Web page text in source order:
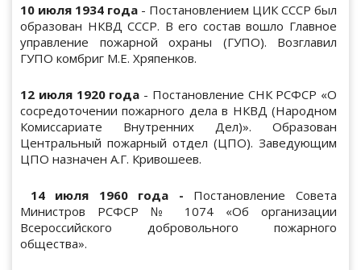
10 июля 1934 года - Постановлением ЦИК СССР был
образован НКВД СССР. В его состав вошло Главное
управление пожарной охраны (ГУПО). Возглавил
ГУПО комбриг М.Е. Хряпенков.
12 июля 1920 года - Постановление СНК РСФСР «О
сосредоточении пожарного дела в НКВД (Народном
Комиссариате Внутренних Дел)». Образован
Центральный пожарный отдел (ЦПО). Заведующим
ЦПО назначен А.Г. Кривошеев.
14 июля 1960 года - Постановление Совета
Министров РСФСР № 1074 «Об организации
Всероссийского добровольного пожарного
общества».